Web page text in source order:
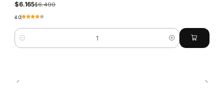
$6.165$6.490
4.0
Cantidad